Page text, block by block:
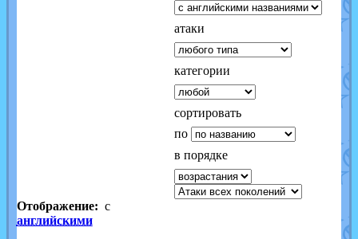
атаки
категории
сортировать
по
в порядке
Отображение: с
английскими